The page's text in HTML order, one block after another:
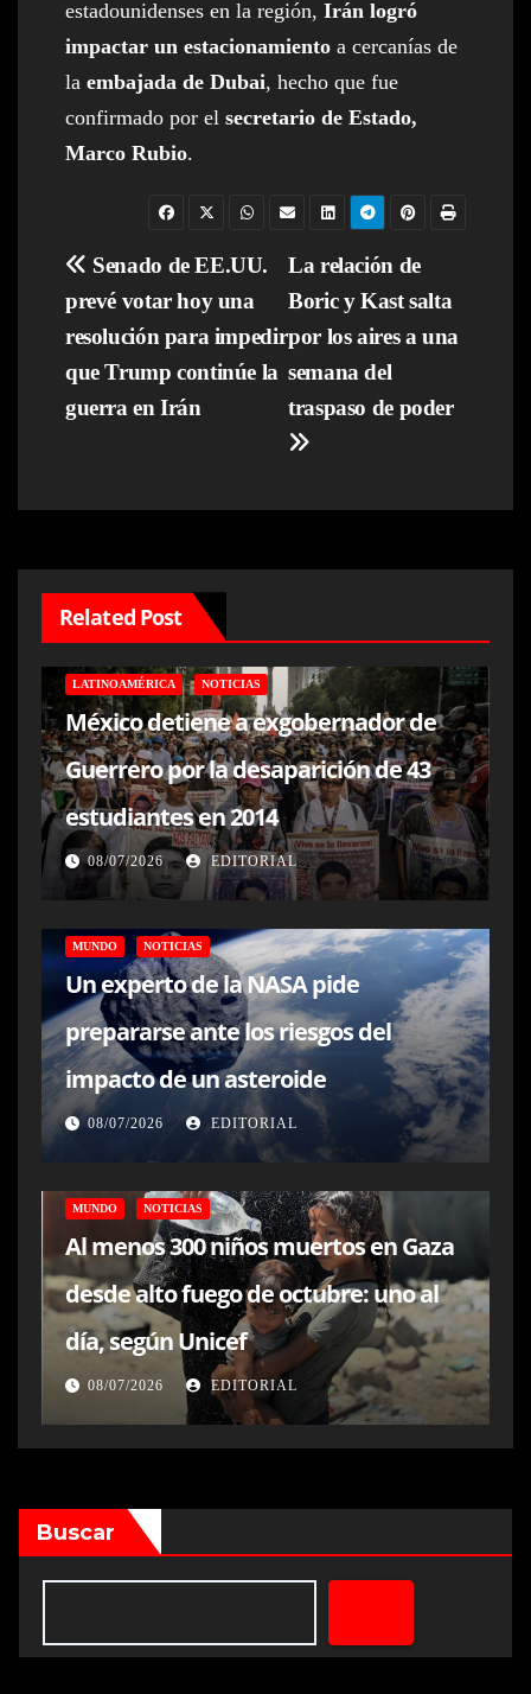
estadounidenses en la región, Irán logró
impactar un estacionamiento a cercanías de
la embajada de Dubai, hecho que fue
confirmado por el secretario de Estado,
Marco Rubio.
Navegación
de
entradas
La relación de
Boric y Kast salta
por los aires a una
semana del
traspaso de poder
Senado de EE.UU.
prevé votar hoy una
resolución para impedir
que Trump continúe la
guerra en Irán
Related Post
LATINOAMÉRICA NOTICIAS
México detiene a exgobernador de
Guerrero por la desaparición de 43
estudiantes en 2014
08/07/2026 EDITORIAL
MUNDO NOTICIAS
Un experto de la NASA pide
prepararse ante los riesgos del
impacto de un asteroide
08/07/2026 EDITORIAL
MUNDO NOTICIAS
Al menos 300 niños muertos en Gaza
desde alto fuego de octubre: uno al
día, según Unicef
08/07/2026 EDITORIAL
Buscar